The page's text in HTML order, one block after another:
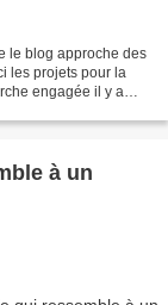
le blog approche des
les projets pour la
engagée il y a
à un